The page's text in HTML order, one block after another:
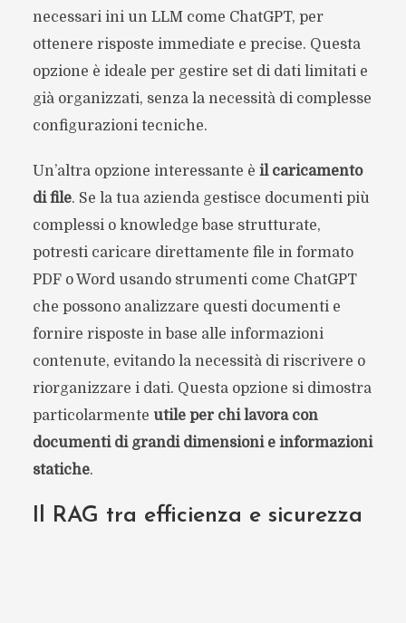
necessari ini un LLM come ChatGPT, per
ottenere risposte immediate e precise. Questa
opzione è ideale per gestire set di dati limitati e
già organizzati, senza la necessità di complesse
configurazioni tecniche.
Un’altra opzione interessante è il caricamento
di file. Se la tua azienda gestisce documenti più
complessi o knowledge base strutturate,
potresti caricare direttamente file in formato
PDF o Word usando strumenti come ChatGPT
che possono analizzare questi documenti e
fornire risposte in base alle informazioni
contenute, evitando la necessità di riscrivere o
riorganizzare i dati. Questa opzione si dimostra
particolarmente utile per chi lavora con
documenti di grandi dimensioni e informazioni
statiche.
Il RAG tra efficienza e sicurezza